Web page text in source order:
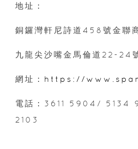
地址：
銅鑼灣軒尼詩道458號金聯
九龍尖沙嘴金馬倫道22-24
網址： https://
電話：3611 5904/ 5134
2103